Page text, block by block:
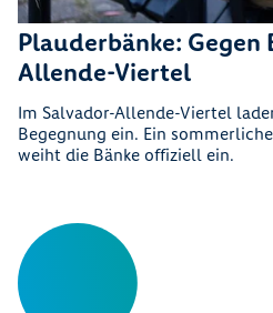
Plauderbänke: Gegen
Allende-Viertel
Im Salvador-Allende-Viertel
Begegnung ein. Ein
weiht die Bänke offiziell ein.